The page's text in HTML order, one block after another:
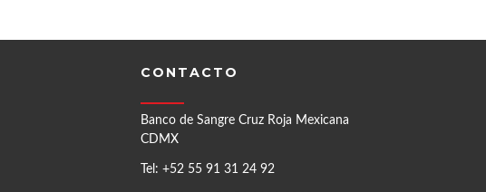
CONTACTO
Banco de Sangre Cruz Roja Mexicana
CDMX
Tel: +52 55 91 31 24 92